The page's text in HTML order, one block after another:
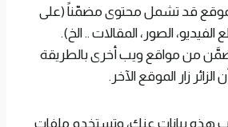
قد تشمل محتوى مضمّناً (على
الصور، المقالات .. الخ).
من مواقع ويب أخرى بالطريقة
زار الموقع الآخر.
هذه بيانات عنك، وتستخدم ملفات